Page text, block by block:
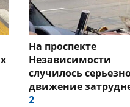
На проспекте
Независимости
случилось
движение
2